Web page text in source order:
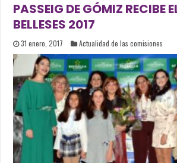
PASSEIG DE GÓMIZ RECIBE
BELLESES 2017
31 enero, 2017 Actualidad de las comisiones